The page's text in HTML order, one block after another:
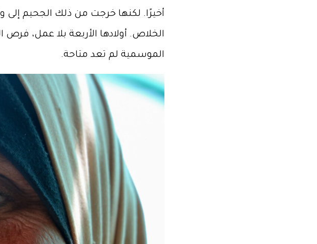
أخيرًا. لكنها خرجت من ذلك الجحيم
الخلاص. أولادها الأربعة بلا عمل،
الموسمية لم تعد متاحة.